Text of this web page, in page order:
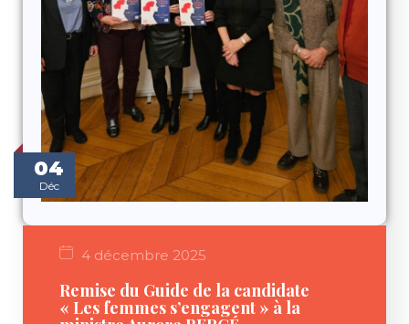
04
Déc
4 décembre 2025
Remise du Guide de la candidate
« Les femmes s’engagent » à la